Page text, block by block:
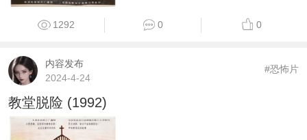
1292 0 0
内容发布
2024-4-24
#恐怖片
教堂脱险 (1992)